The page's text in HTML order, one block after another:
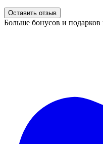
Оставить отзыв
Больше бонусов и